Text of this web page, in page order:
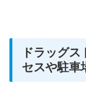
ドラッグ
セスや駐車